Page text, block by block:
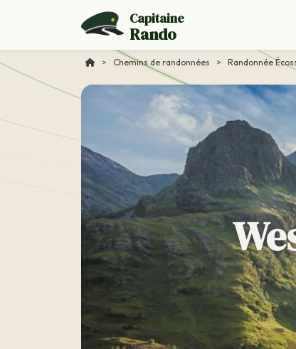
Capitaine
Rando
> Chemins de randonnées > Randonnée